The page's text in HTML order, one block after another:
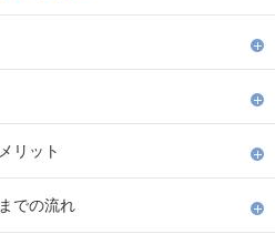
リット
での流れ